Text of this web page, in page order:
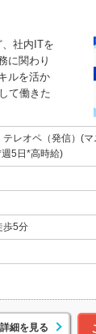
社内ITを
に関わり
ルを活か
て働きた
テレオペ（発信）(
5日*高時給)
歩5分
詳細を見る